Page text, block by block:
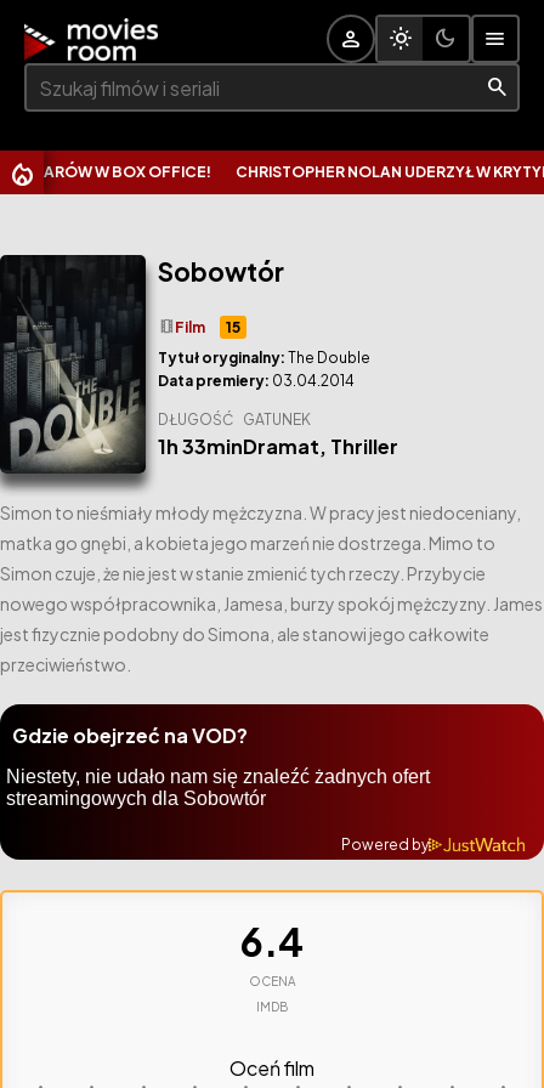
Szukaj:
W BOX OFFICE! CHRISTOPHER NOLAN UDERZYŁ W
Sobowtór
15
theaters Film
Tytuł oryginalny: The Double
Data premiery: 03.04.2014
Simon to nieśmiały młody mężczyzna. W pracy jest niedoceniany,
matka go gnębi, a kobieta jego marzeń nie dostrzega. Mimo to
Simon czuje, że nie jest w stanie zmienić tych rzeczy. Przybycie
nowego współpracownika, Jamesa, burzy spokój mężczyzny. James
jest fizycznie podobny do Simona, ale stanowi jego całkowite
przeciwieństwo.
DŁUGOŚĆ
1h 33min
GATUNEK
Dramat, Thriller
Gdzie obejrzeć na VOD?
Powered by
6.4
OCENA
IMDB
Oceń film